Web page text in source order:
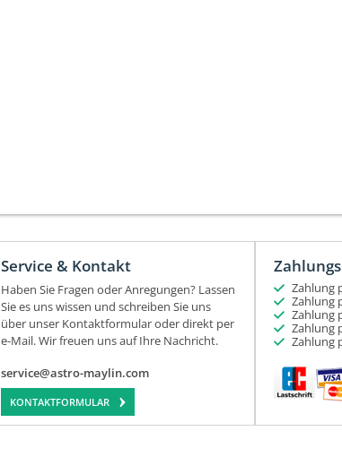
Service & Kontakt
Haben Sie Fragen oder Anregungen? Lassen
Sie es uns wissen und schreiben Sie uns
über unser Kontaktformular oder direkt per
e-Mail. Wir freuen uns auf Ihre Nachricht.
service@astro-maylin.com
KONTAKTFORMULAR
Zahlung
Zahlung
Zahlung
Zahlung
Zahlung